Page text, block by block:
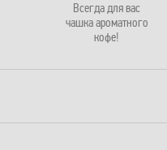
Всегда для вас
чашка ароматного
кофе!